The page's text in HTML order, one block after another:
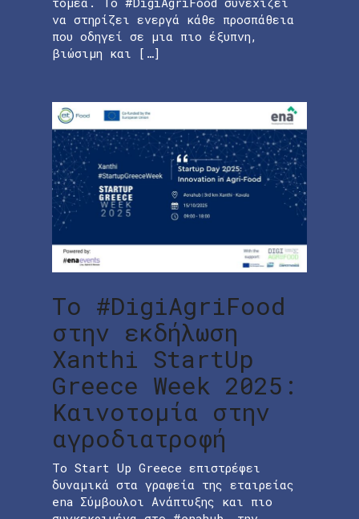
να στηρίζει ενεργά κάθε προσπάθεια
που οδηγεί σε μια πιο έξυπνη,
βιώσιμη και […]
To #DigiAgriFood
στην εκδήλωση
Xanthi StartUp
Greece Week 2025:
Καινοτομία στην
αγροδιατροφή
Το Start Up Greece επιστρέφει
δυναμικά στα γραφεία της εταιρείας
ena Σύμβουλοι Ανάπτυξης και πιο